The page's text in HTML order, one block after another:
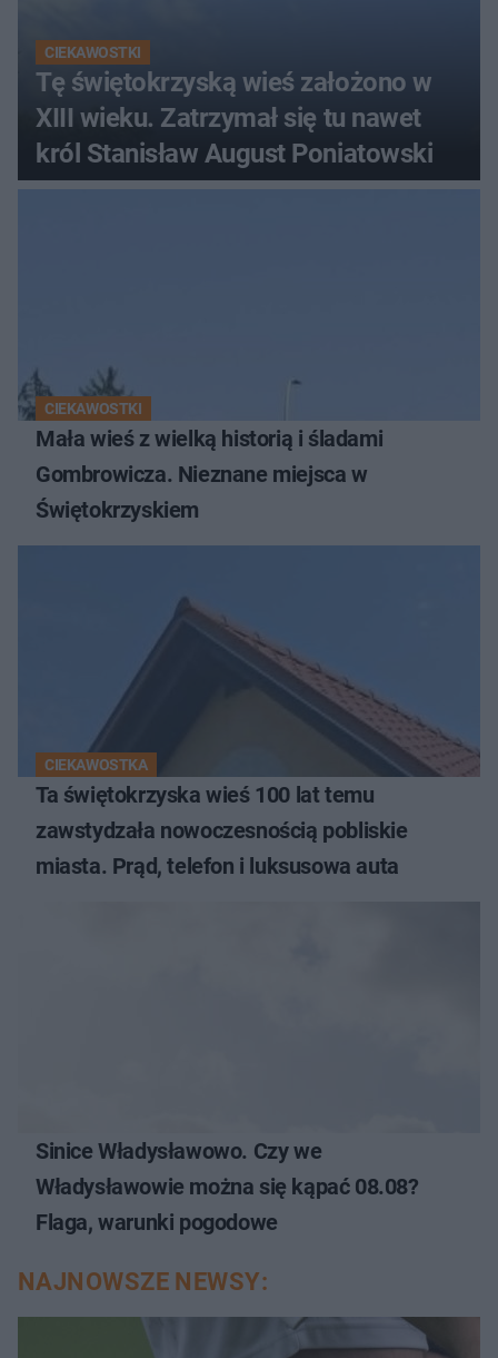
CIEKAWOSTKI
Tę świętokrzyską wieś założono w
XIII wieku. Zatrzymał się tu nawet
król Stanisław August Poniatowski
CIEKAWOSTKI
Mała wieś z wielką historią i śladami
Gombrowicza. Nieznane miejsca w
Świętokrzyskiem
CIEKAWOSTKA
Ta świętokrzyska wieś 100 lat temu
zawstydzała nowoczesnością pobliskie
miasta. Prąd, telefon i luksusowa auta
Sinice Władysławowo. Czy we
Władysławowie można się kąpać 08.08?
Flaga, warunki pogodowe
NAJNOWSZE NEWSY: